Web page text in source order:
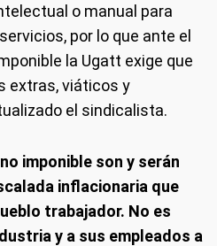
o manual para
por lo que ante el
la Ugatt exige que
extras, viáticos y
el sindicalista.
imponible son y serán
inflacionaria que
trabajador. No es
y a sus empleados a